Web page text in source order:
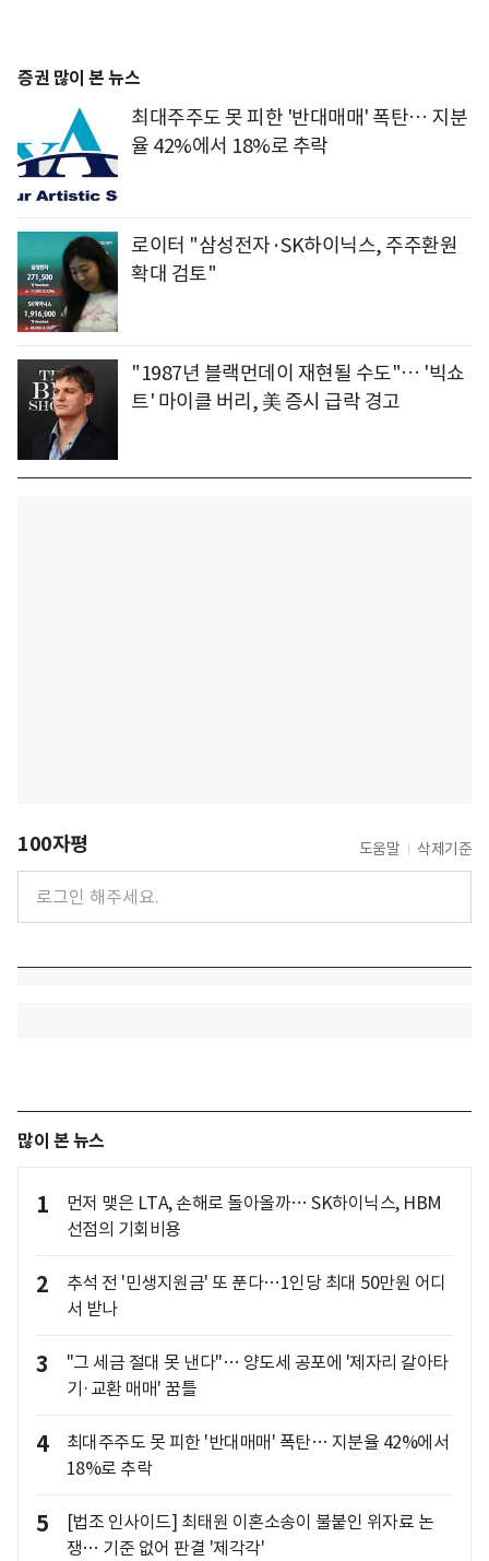
증권 많이 본 뉴스
최대주주도 못 피한 '반대매매' 폭탄… 지분
율 42%에서 18%로 추락
로이터 "삼성전자·SK하이닉스, 주주환원
확대 검토"
"1987년 블랙먼데이 재현될 수도"… '빅쇼
트' 마이클 버리, 美 증시 급락 경고
100자평 도움말 삭제기준
많이 본 뉴스
1
먼저 맺은 LTA, 손해로 돌아올까… SK하이닉스, HBM
선점의 기회비용
2
추석 전 '민생지원금' 또 푼다…1인당 최대 50만원 어디
서 받나
3
"그 세금 절대 못 낸다"… 양도세 공포에 '제자리 갈아타
기·교환 매매' 꿈틀
4
최대주주도 못 피한 '반대매매' 폭탄… 지분율 42%에서
18%로 추락
5
[법조 인사이드] 최태원 이혼소송이 불붙인 위자료 논
쟁… 기준 없어 판결 '제각각'